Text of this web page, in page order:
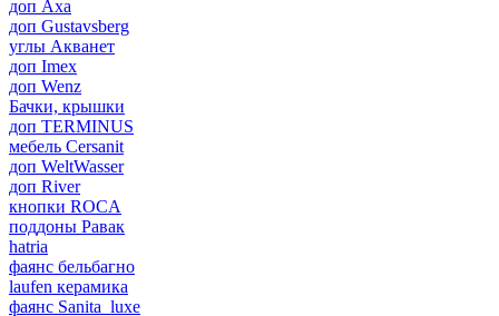
доп Axa
доп Gustavsberg
углы Акванет
доп Imex
доп Wenz
Бачки, крышки
доп TERMINUS
мебель Cersanit
доп WeltWasser
доп River
кнопки ROCA
поддоны Равак
hatria
фаянс бельбагно
laufen керамика
фаянс Sanita_luxe